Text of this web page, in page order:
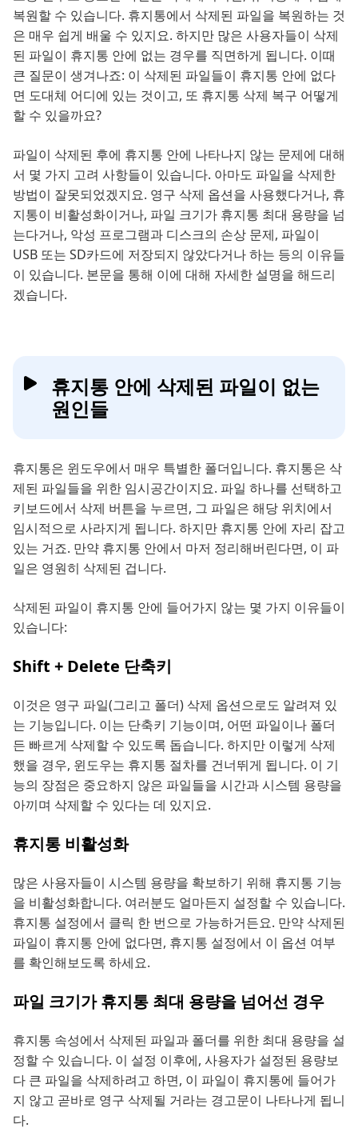
복원할 수 있습니다. 휴지통에서 삭제된 파일을 복원하는 것
은 매우 쉽게 배울 수 있지요. 하지만 많은 사용자들이 삭제
된 파일이 휴지통 안에 없는 경우를 직면하게 됩니다. 이때
큰 질문이 생겨나죠: 이 삭제된 파일들이 휴지통 안에 없다
면 도대체 어디에 있는 것이고, 또 휴지통 삭제 복구 어떻게
할 수 있을까요?
파일이 삭제된 후에 휴지통 안에 나타나지 않는 문제에 대해
서 몇 가지 고려 사항들이 있습니다. 아마도 파일을 삭제한
방법이 잘못되었겠지요. 영구 삭제 옵션을 사용했다거나, 휴
지통이 비활성화이거나, 파일 크기가 휴지통 최대 용량을 넘
는다거나, 악성 프로그램과 디스크의 손상 문제, 파일이
USB 또는 SD카드에 저장되지 않았다거나 하는 등의 이유들
이 있습니다. 본문을 통해 이에 대해 자세한 설명을 해드리
겠습니다.
휴지통 안에 삭제된 파일이 없는
원인들
휴지통은 윈도우에서 매우 특별한 폴더입니다. 휴지통은 삭
제된 파일들을 위한 임시공간이지요. 파일 하나를 선택하고
키보드에서 삭제 버튼을 누르면, 그 파일은 해당 위치에서
임시적으로 사라지게 됩니다. 하지만 휴지통 안에 자리 잡고
있는 거죠. 만약 휴지통 안에서 마저 정리해버린다면, 이 파
일은 영원히 삭제된 겁니다.
삭제된 파일이 휴지통 안에 들어가지 않는 몇 가지 이유들이
있습니다:
Shift + Delete 단축키
이것은 영구 파일(그리고 폴더) 삭제 옵션으로도 알려져 있
는 기능입니다. 이는 단축키 기능이며, 어떤 파일이나 폴더
든 빠르게 삭제할 수 있도록 돕습니다. 하지만 이렇게 삭제
했을 경우, 윈도우는 휴지통 절차를 건너뛰게 됩니다. 이 기
능의 장점은 중요하지 않은 파일들을 시간과 시스템 용량을
아끼며 삭제할 수 있다는 데 있지요.
휴지통 비활성화
많은 사용자들이 시스템 용량을 확보하기 위해 휴지통 기능
을 비활성화합니다. 여러분도 얼마든지 설정할 수 있습니다.
휴지통 설정에서 클릭 한 번으로 가능하거든요. 만약 삭제된
파일이 휴지통 안에 없다면, 휴지통 설정에서 이 옵션 여부
를 확인해보도록 하세요.
파일 크기가 휴지통 최대 용량을 넘어선 경우
휴지통 속성에서 삭제된 파일과 폴더를 위한 최대 용량을 설
정할 수 있습니다. 이 설정 이후에, 사용자가 설정된 용량보
다 큰 파일을 삭제하려고 하면, 이 파일이 휴지통에 들어가
지 않고 곧바로 영구 삭제될 거라는 경고문이 나타나게 됩니
다.